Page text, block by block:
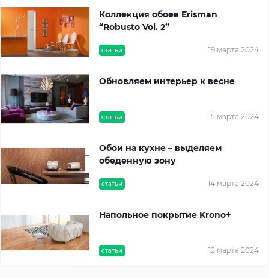
статьи 19 марта 2024
Коллекция обоев Erisman
“Robusto Vol. 2”
статьи 15 марта 2024
Обновляем интерьер к весне
статьи 14 марта 2024
Обои на кухне – выделяем
обеденную зону
статьи 12 марта 2024
Напольное покрытие Krono+